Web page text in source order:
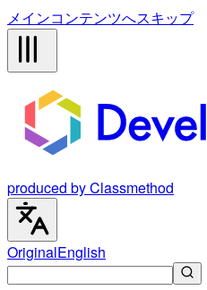
メインコンテンツへスキップ
produced by Classmethod
OriginalEnglish